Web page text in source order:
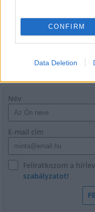
CONFIRM
Data Deletion
Név
E-mail cím
Feliratkozom a
szabályzatot!